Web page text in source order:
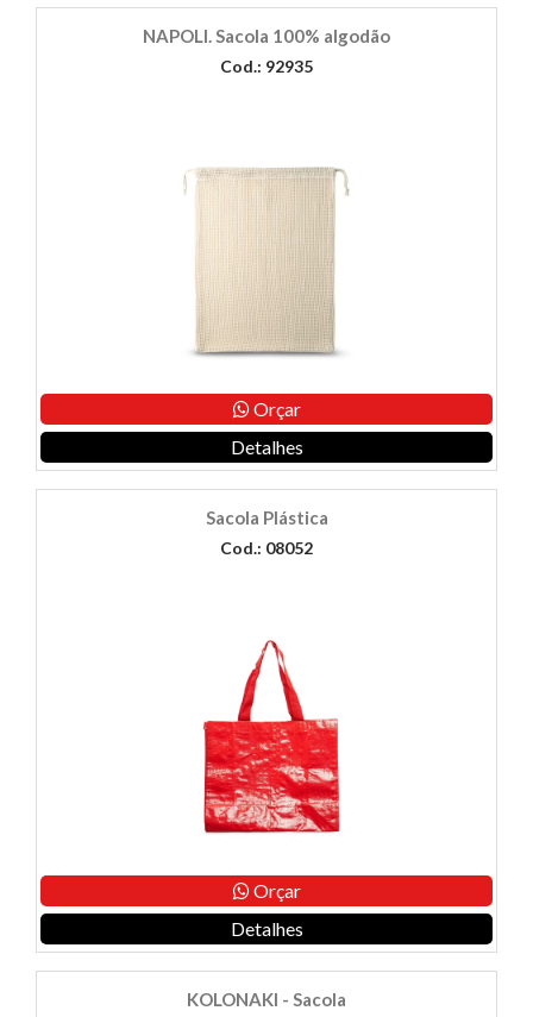
NAPOLI. Sacola 100% algodão
Cod.: 92935
Orçar
Detalhes
Sacola Plástica
Cod.: 08052
Orçar
Detalhes
KOLONAKI - Sacola